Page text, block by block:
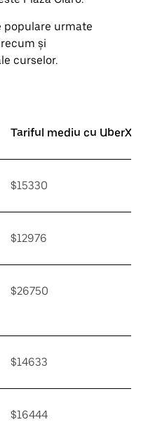
populare urmate
și
curselor.
Tariful mediu cu UberX*
$15330
$12976
$26750
$14633
$16444